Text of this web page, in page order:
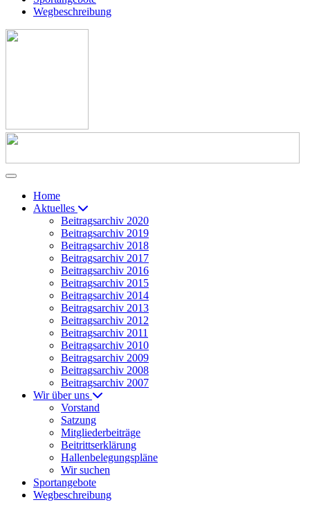
Wegbeschreibung
Home
Aktuelles
Beitragsarchiv 2020
Beitragsarchiv 2019
Beitragsarchiv 2018
Beitragsarchiv 2017
Beitragsarchiv 2016
Beitragsarchiv 2015
Beitragsarchiv 2014
Beitragsarchiv 2013
Beitragsarchiv 2012
Beitragsarchiv 2011
Beitragsarchiv 2010
Beitragsarchiv 2009
Beitragsarchiv 2008
Beitragsarchiv 2007
Wir über uns
Vorstand
Satzung
Mitgliederbeiträge
Beitrittserklärung
Hallenbelegungspläne
Wir suchen
Sportangebote
Wegbeschreibung